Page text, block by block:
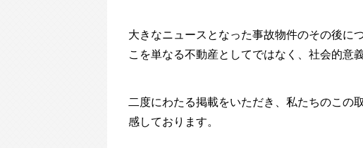
大きなニュースとなった事故物件のその後に
こを単なる不動産としてではなく、社会的意
二度にわたる掲載をいただき、私たちのこの
感しております。